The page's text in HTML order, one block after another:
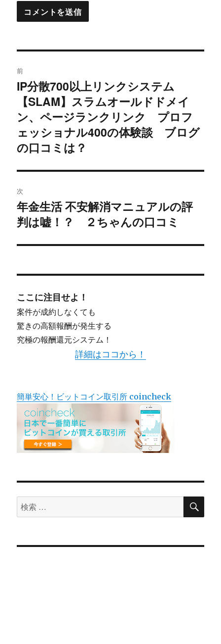
稿
ナ
ビ
ゲ
ー
シ
ョ
ン
前
過
去
の
稿:
IP分散700以上リンクシステム
【SLAM】スラムオールドドメイ
ン、ページランクリンク プロフ
ェッショナル400の体験談 ブログ
の口コミは？
次
次
の
稿:
年金生活 不安解消マニュアルの評
判は嘘！？ ２ちゃんの口コミ
ここに注目せよ！
案件が成約しなくても
驚きの高額報酬が発生する
究極の報酬還元システム！
詳細はココから！
簡単安心！ビットコイン取引所 coincheck
検
索
象:
検